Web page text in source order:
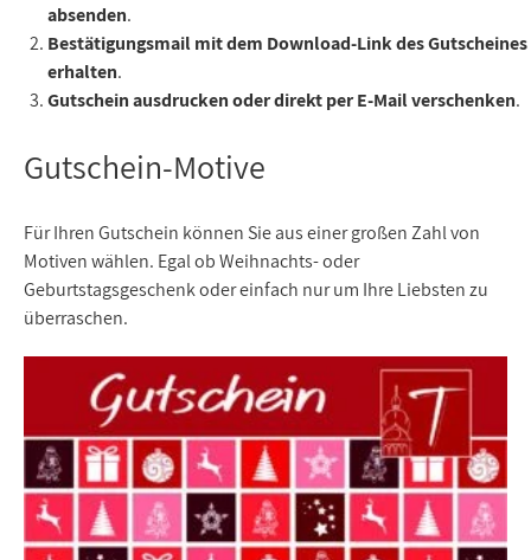
absenden.
Bestätigungsmail mit dem Download-Link des Gutscheines
erhalten.
Gutschein ausdrucken oder direkt per E-Mail verschenken.
Gutschein-Motive
Für Ihren Gutschein können Sie aus einer großen Zahl von
Motiven wählen. Egal ob Weihnachts- oder
Geburtstagsgeschenk oder einfach nur um Ihre Liebsten zu
überraschen.